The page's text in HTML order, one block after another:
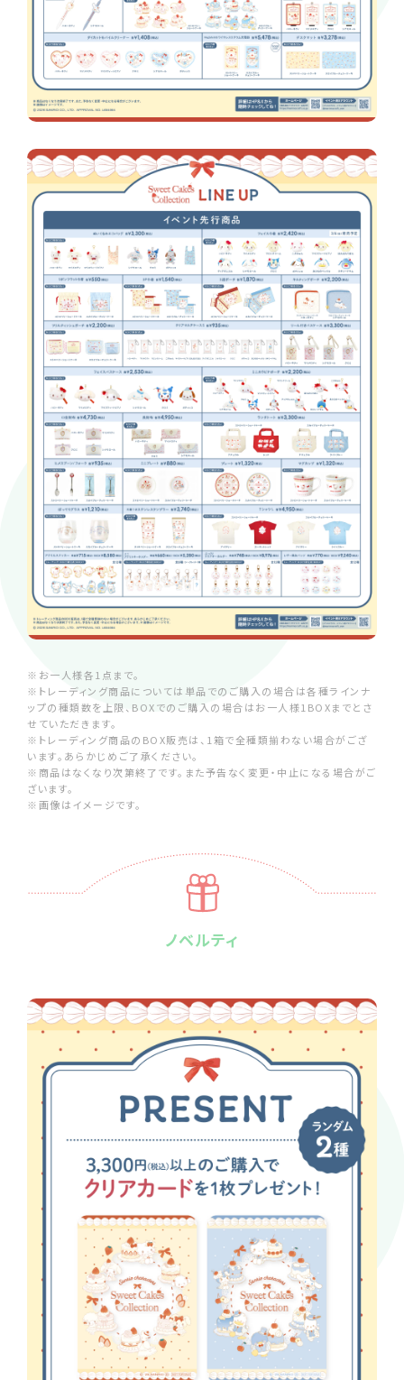
※お一人様各1点まで。
※トレーディング商品については単品でのご購入の場合は各種ラインナ
ップの種類数を上限、BOXでのご購入の場合はお一人様1BOXまでとさ
せていただきます。
※トレーディング商品のBOX販売は、1箱で全種類揃わない場合がござ
います。あらかじめご了承ください。
※商品はなくなり次第終了です。また予告なく変更・中止になる場合がご
ざいます。
※画像はイメージです。
ノベルティ